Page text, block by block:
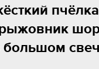
большом